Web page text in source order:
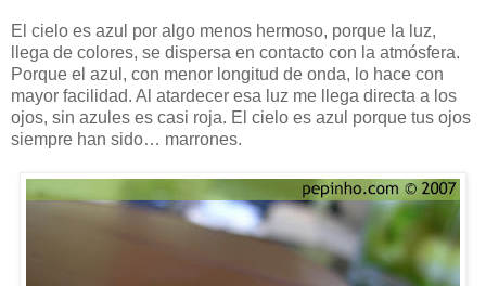
El cielo es azul por algo menos hermoso, porque la luz,
llega de colores, se dispersa en contacto con la atmósfera.
Porque el azul, con menor longitud de onda, lo hace con
mayor facilidad. Al atardecer esa luz me llega directa a los
ojos, sin azules es casi roja. El cielo es azul porque tus ojos
siempre han sido… marrones.